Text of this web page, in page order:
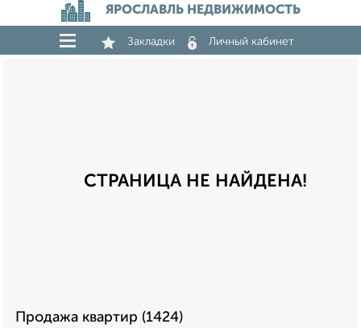
ЯРОСЛАВЛЬ НЕДВИЖИМОСТЬ
Закладки Личный кабинет
СТРАНИЦА НЕ НАЙДЕНА!
Продажа квартир (1424)